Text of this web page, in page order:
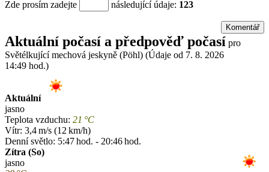
Zde prosím zadejte následující údaje: 123
Aktuální počasí a předpověď počasí pro
Světélkující mechová jeskyně (Pöhl) (Údaje od 7. 8. 2026
14:49 hod.)
Aktuální
jasno
Teplota vzduchu: 21 °C
Vítr: 3,4 m/s (12 km/h)
Denní světlo: 5:47 hod. - 20:46 hod.
Zítra (So)
jasno